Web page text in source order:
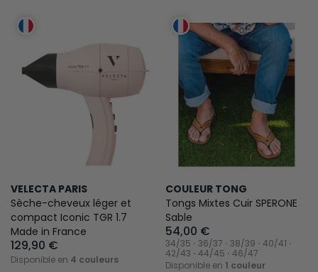
VELECTA PARIS
Sèche-cheveux léger et
compact Iconic TGR 1.7
Made in France
129,90 €
Disponible en 4 couleurs
COULEUR TONG
Tongs Mixtes Cuir SPERONE
Sable
54,00 €
34/35 ⋅ 36/37 ⋅ 38/39 ⋅ 40/41 ⋅
42/43 ⋅ 44/45 ⋅ 46/47
Disponible en 1 couleur